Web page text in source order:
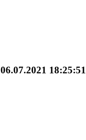
06.07.2021 18:25:51